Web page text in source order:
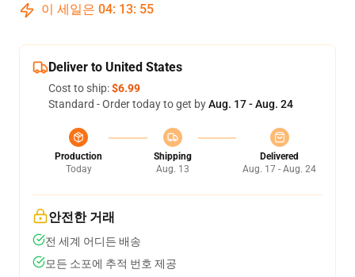
이 세일은 04: 13: 54
Deliver to United States
Cost to ship:$6.99
Standard - Order today to get byAug. 17 - Aug. 24
Production
Today
Shipping
Aug. 13
Delivered
Aug. 17 - Aug. 24
안전한 거래
전 세계 어디든 배송
모든 소포에 추적 번호 제공